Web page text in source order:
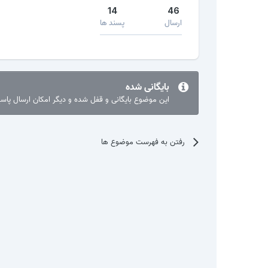
46
ارسال
14
پسند ها
بایگانی شده
این موضوع بایگانی و قفل شده و دیگر امکان ارسال
رفتن به فهرست موضوع ها